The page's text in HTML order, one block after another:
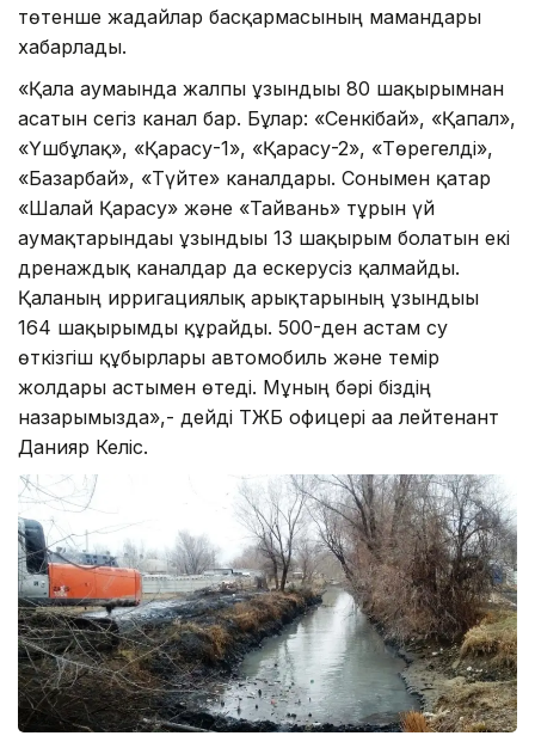
төтенше жағдайлар басқармасының мамандары
хабарлады.
«Қала аумағында жалпы ұзындығы 80 шақырымнан
асатын сегіз канал бар. Бұлар: «Сенкібай», «Қапал»,
«Үшбұлақ», «Қарасу-1», «Қарасу-2», «Төрегелді»,
«Базарбай», «Түйте» каналдары. Сонымен қатар
«Шалғай Қарасу» және «Тайвань» тұрғын үй
аумақтарындағы ұзындығы 13 шақырым болатын екі
дренаждық каналдар да ескерусіз қалмайды.
Қаланың ирригациялық арықтарының ұзындығы
164 шақырымды құрайды. 500-ден астам су
өткізгіш құбырлары автомобиль және темір
жолдары астымен өтеді. Мұның бәрі біздің
назарымызда»,- дейді ТЖБ офицері аға лейтенант
Данияр Келіс.